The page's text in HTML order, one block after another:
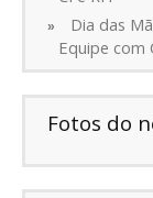
Dia das
Equipe com
Fotos do